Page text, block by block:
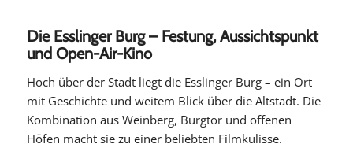
Die Esslinger Burg – Festung, Aussichtspunkt
und Open-Air-Kino
Hoch über der Stadt liegt die Esslinger Burg – ein Ort
mit Geschichte und weitem Blick über die Altstadt. Die
Kombination aus Weinberg, Burgtor und offenen
Höfen macht sie zu einer beliebten Filmkulisse.